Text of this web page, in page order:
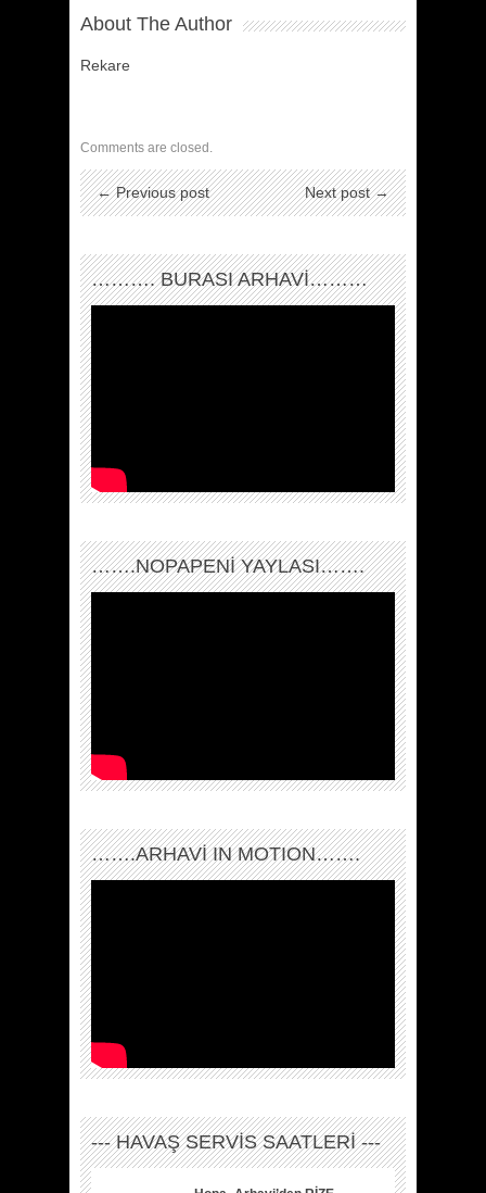
About The Author
Rekare
Comments are closed.
← Previous post Next post →
………. BURASI ARHAVİ………
…….NOPAPENİ YAYLASI…….
…….ARHAVI IN MOTION…….
--- HAVAŞ SERVİS SAATLERİ ---